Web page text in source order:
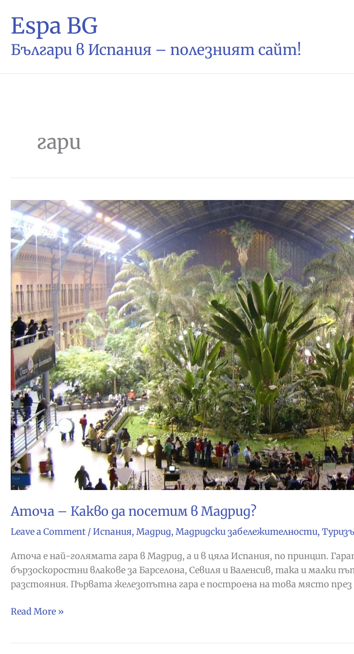
Espa BG
Българи в Испания – полезният сайт!
гари
Аточа – Какво да посетим в Мадрид?
Leave a Comment /Испания, Мадрид, Мадридски забележителности,
Аточа е най-голямата гара в Мадрид, а и в цяла Испания, по принцип.
бързоскоростни влакове за Барселона, Севиля и Валенсив, така и малки
разстояния. Първата железопътна гара е построена на това място през
Аточа
Read More »